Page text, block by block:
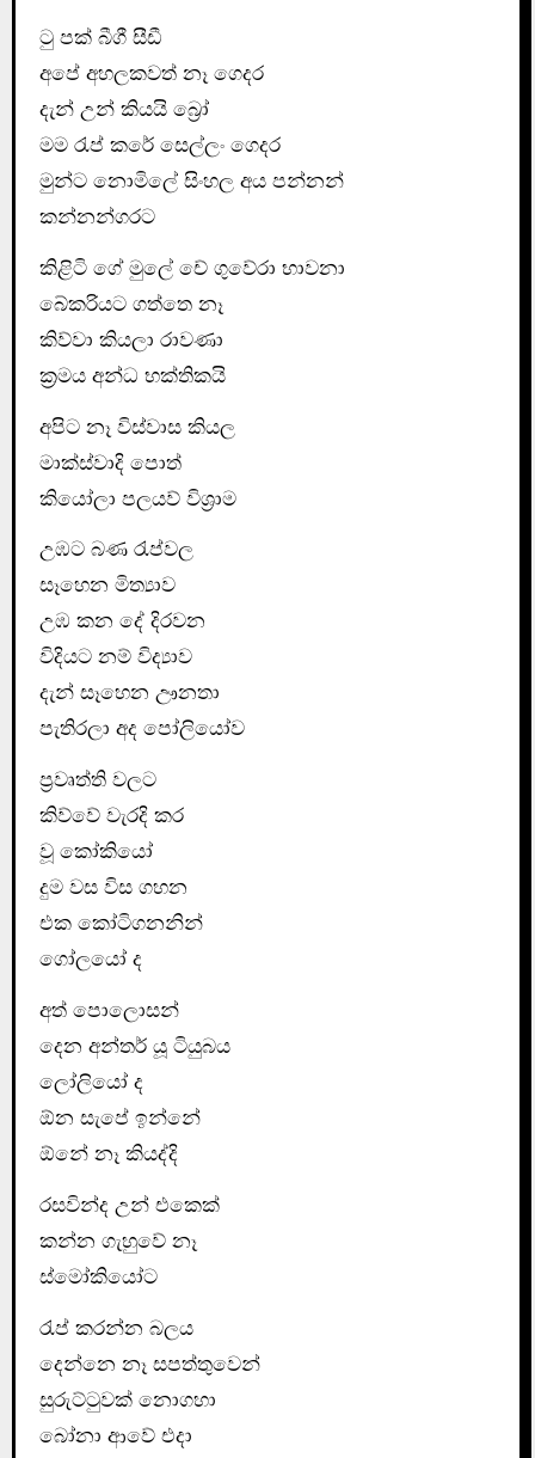
ටු පක් බීගී සීඩී
අපේ අහලකවත් නෑ ගෙදර
දැන් උන් කියයි බ්‍රෝ
මම රැප් කරේ සෙල්ලං ගෙදර
මුන්‍ට නොමිලේ සිංහල අය පන්නන්
කන්නන්ගරට
කිළිටි ගේ මුලේ චේ ගුවේරා භාවනා
බේකරියට ගත්තෙ නෑ
කිව්වා කියලා රාවණා
ක්‍රමය අන්ධ භක්තිකයි
අපිට නෑ විස්වාස කියල
මාක්ස්වාදි පොත්
කියෝලා පලයව් විශ්‍රාම
උඹට බණ රැප්වල
සෑහෙන මිත්‍යාව
උඹ කන දේ දිරවන
විදියට නම් විද්‍යාව
දැන් සෑහෙන ඌනතා
පැතිරලා අද පෝලියෝව
ප්‍රවෘත්ති වලට
කිව්වේ වැරදි කර
වූ කෝකියෝ
දුම වස විස ගහන
එක කෝටිගනනින්
ගෝලයෝ ද
අත් පොලොසන්
දෙන අන්තර් යූ ටියුබය
ලෝලියෝ ද
ඕන සැපේ ඉන්නේ
ඕනේ නෑ කියද්දි
රසවින්ද උන් එකෙක්
කන්න ගැහුවේ නෑ
ස්මෝකියෝට
රැප් කරන්න බලය
දෙන්නෙ නෑ සපත්තුවෙන්
සුරුට්ටුවක් නොගහා
බෝනා ආවේ එදා